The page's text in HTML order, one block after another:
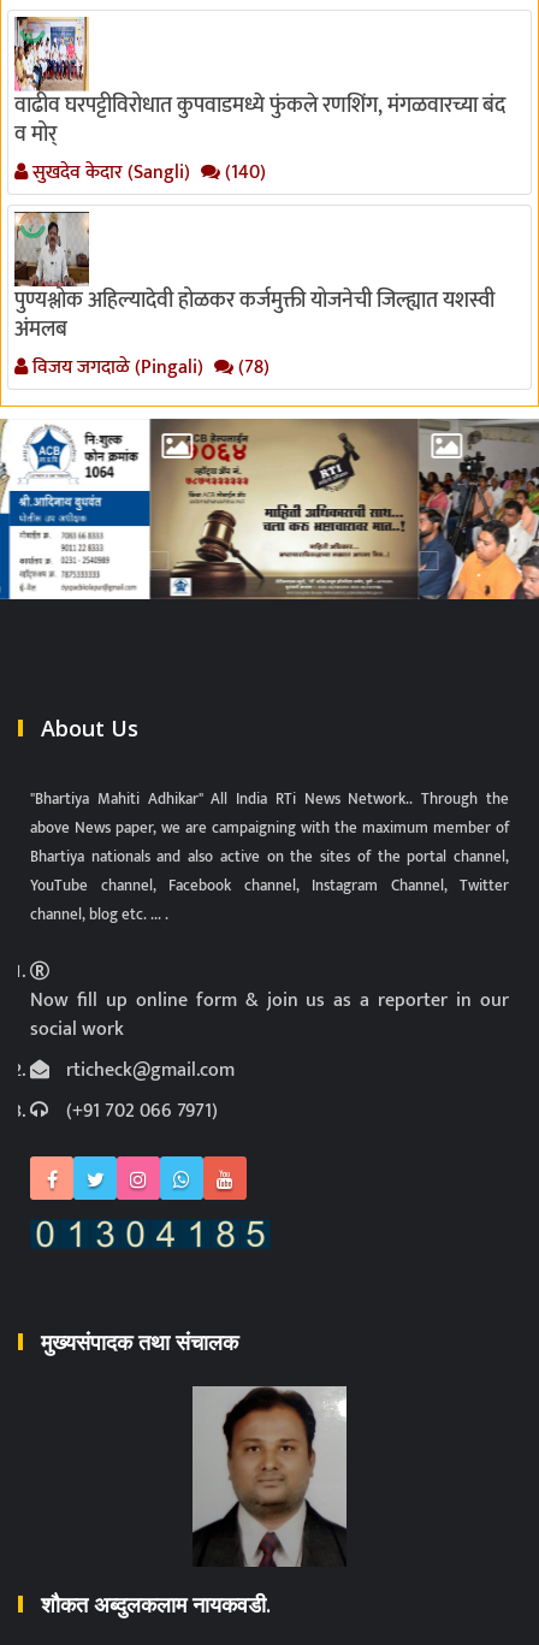
वाढीव घरपट्टीविरोधात कुपवाडमध्ये फुंकले रणशिंग, मंगळवारच्या बंद
व मोर्
सुखदेव केदार (Sangli) (140)
पुण्यश्लोक अहिल्यादेवी होळकर कर्जमुक्ती योजनेची जिल्ह्यात यशस्वी
अंमलब
विजय जगदाळे (Pingali) (78)
About Us
"Bhartiya Mahiti Adhikar" All India RTi News Network.. Through the
above News paper, we are campaigning with the maximum member of
Bhartiya nationals and also active on the sites of the portal channel,
YouTube channel, Facebook channel, Instagram Channel, Twitter
channel, blog etc. ... .
Now fill up online form & join us as a reporter in our
social work
rticheck@gmail.com
(+91 702 066 7971)
मुख्यसंपादक तथा संचालक
शौकत अब्दुलकलाम नायकवडी.